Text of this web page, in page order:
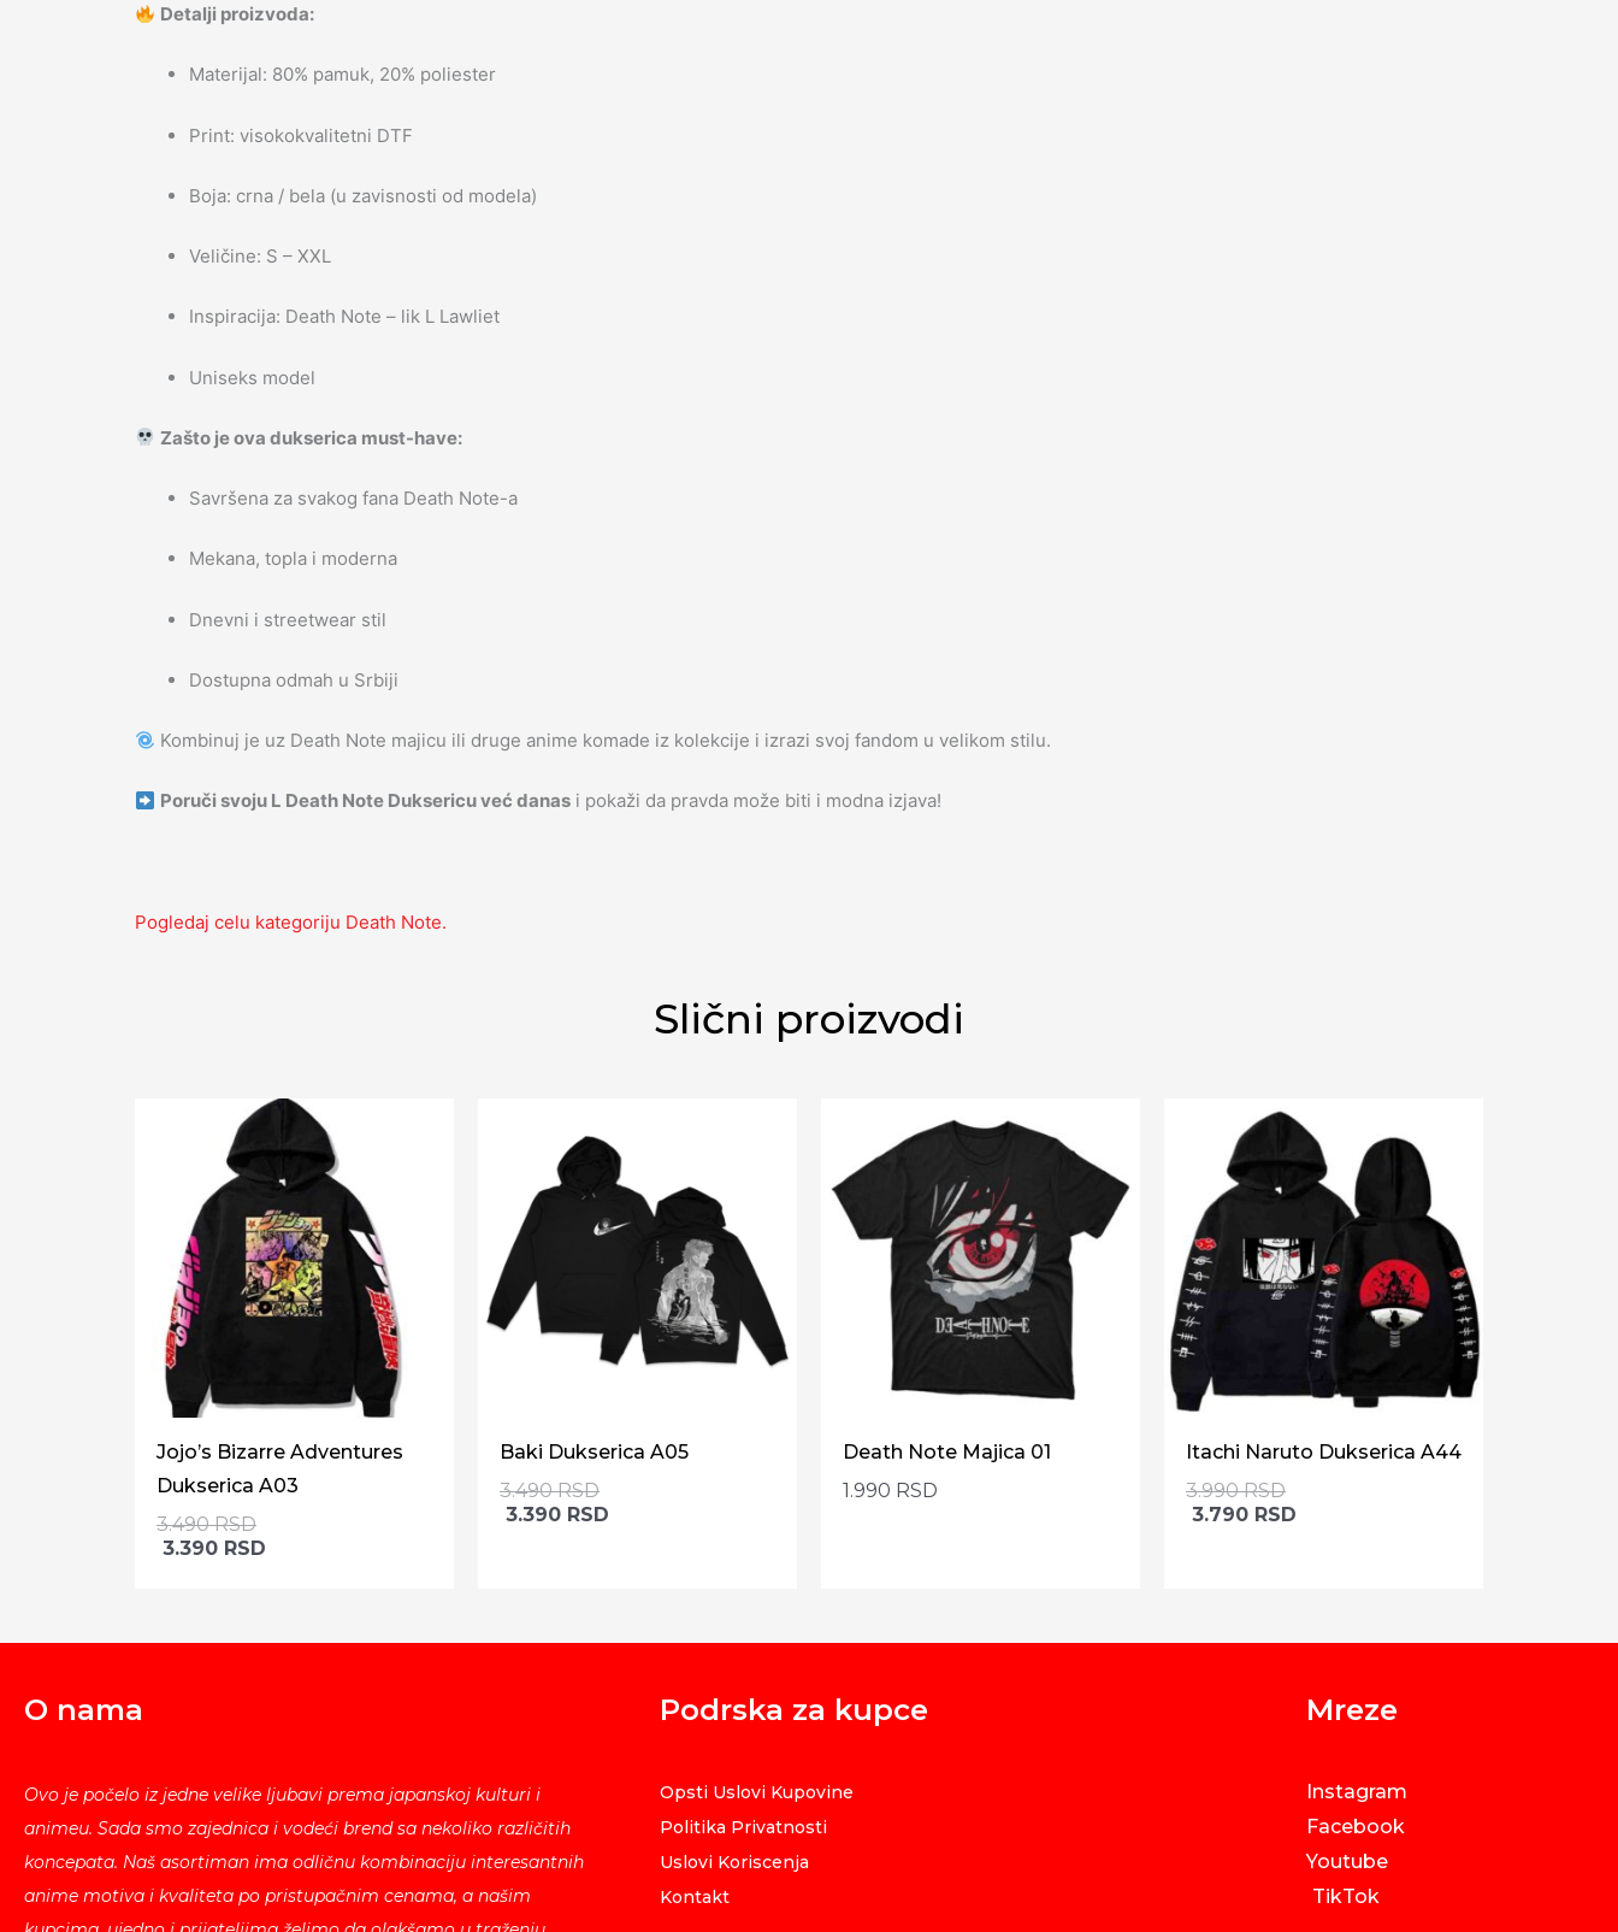
Detalji proizvoda:
Materijal: 80% pamuk, 20% poliester
Print: visokokvalitetni DTF
Boja: crna / bela (u zavisnosti od modela)
Veličine: S – XXL
Inspiracija: Death Note – lik L Lawliet
Uniseks model
Zašto je ova dukserica must-have:
Savršena za svakog fana Death Note-a
Mekana, topla i moderna
Dnevni i streetwear stil
Dostupna odmah u Srbiji
Kombinuj je uz Death Note majicu ili druge anime komade iz kolekcije i izrazi svoj fandom u velikom stilu.
Poruči svoju L Death Note Duksericu već danas i pokaži da pravda može biti i modna izjava!
Pogledaj celu kategoriju Death Note.
Slični proizvodi
Jojo’s Bizarre Adventures
Dukserica A03
3.490RSD
3.390 RSD
Baki Dukserica A05
3.490RSD
3.390 RSD
Death Note Majica 01
1.990 RSD
Itachi Naruto Dukserica A44
3.990RSD
3.790 RSD
O nama
Ovo je počelo iz jedne velike ljubavi prema japanskoj kulturi i
animeu. Sada smo zajednica i vodeći brend sa nekoliko različitih
koncepata. Naš asortiman ima odličnu kombinaciju interesantnih
anime motiva i kvaliteta po pristupačnim cenama, a našim
Podrska za kupce
Opsti Uslovi Kupovine
Politika Privatnosti
Uslovi Koriscenja
Kontakt
Mreze
Instagram
Facebook
Youtube
TikTok